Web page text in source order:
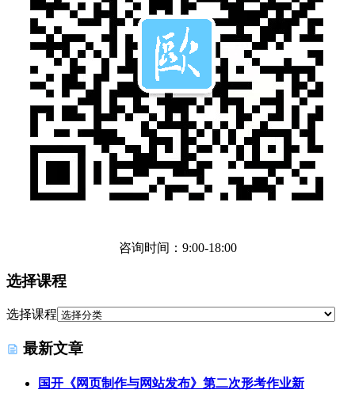
咨询时间：9:00-18:00
选择课程
选择课程
最新文章
国开《网页制作与网站发布》第二次形考作业新